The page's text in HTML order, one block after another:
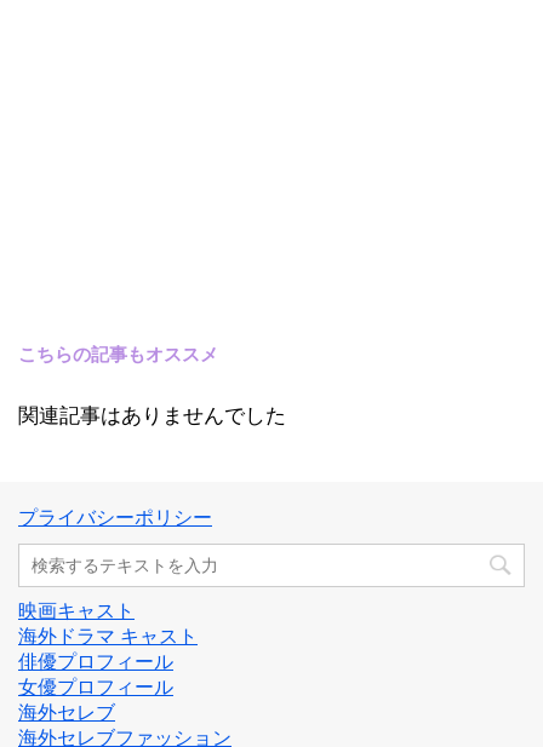
こちらの記事もオススメ
関連記事はありませんでした
プライバシーポリシー
映画キャスト
海外ドラマ キャスト
俳優プロフィール
女優プロフィール
海外セレブ
海外セレブファッション